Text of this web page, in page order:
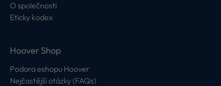
O společnosti
Eticky kodex
Hoover Shop
Podora eshopu Hoover
Nejčastější otázky (FAQs)